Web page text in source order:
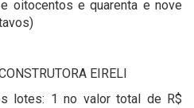
oitocentos e quarenta e nove
EIRELI
lotes: 1 no valor total de R$